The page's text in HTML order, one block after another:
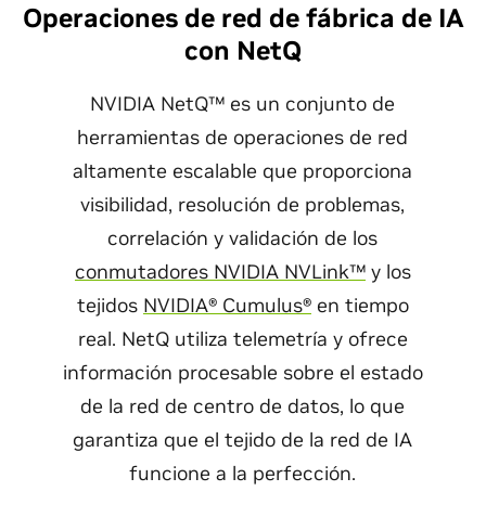
Operaciones de red de fábrica de IA
con NetQ
NVIDIA NetQ™ es un conjunto de
herramientas de operaciones de red
altamente escalable que proporciona
visibilidad, resolución de problemas,
correlación y validación de los
conmutadores NVIDIA NVLink™y los
tejidos NVIDIA® Cumulus®en tiempo
real. NetQ utiliza telemetría y ofrece
información procesable sobre el estado
de la red de centro de datos, lo que
garantiza que el tejido de la red de IA
funcione a la perfección.